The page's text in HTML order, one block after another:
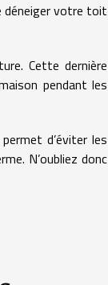
déneiger votre toit
Cette dernière
pendant les
d’éviter les
N’oubliez donc